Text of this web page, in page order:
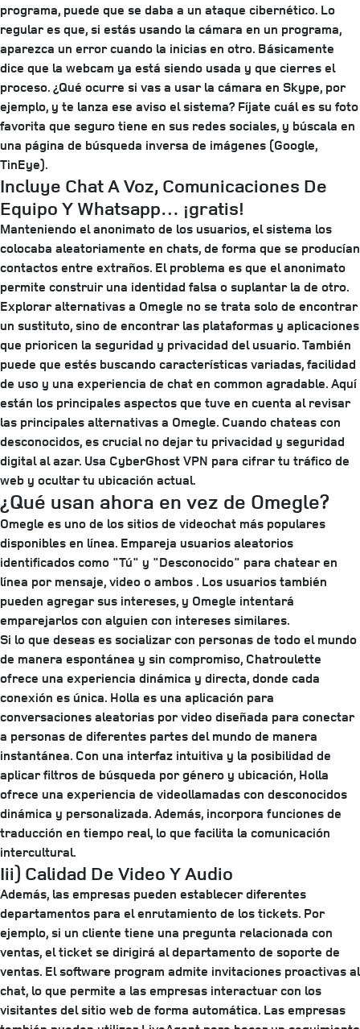
programa, puede que se daba a un ataque cibernético. Lo
regular es que, si estás usando la cámara en un programa,
aparezca un error cuando la inicias en otro. Básicamente
dice que la webcam ya está siendo usada y que cierres el
proceso. ¿Qué ocurre si vas a usar la cámara en Skype, por
ejemplo, y te lanza ese aviso el sistema? Fíjate cuál es su foto
favorita que seguro tiene en sus redes sociales, y búscala en
una página de búsqueda inversa de imágenes (Google,
TinEye).
Incluye Chat A Voz, Comunicaciones De
Equipo Y Whatsapp… ¡gratis!
Manteniendo el anonimato de los usuarios, el sistema los
colocaba aleatoriamente en chats, de forma que se producían
contactos entre extraños. El problema es que el anonimato
permite construir una identidad falsa o suplantar la de otro.
Explorar alternativas a Omegle no se trata solo de encontrar
un sustituto, sino de encontrar las plataformas y aplicaciones
que prioricen la seguridad y privacidad del usuario. También
puede que estés buscando características variadas, facilidad
de uso y una experiencia de chat en common agradable. Aquí
están los principales aspectos que tuve en cuenta al revisar
las principales alternativas a Omegle. Cuando chateas con
desconocidos, es crucial no dejar tu privacidad y seguridad
digital al azar. Usa CyberGhost VPN para cifrar tu tráfico de
web y ocultar tu ubicación actual.
¿Qué usan ahora en vez de Omegle?
Omegle es uno de los sitios de videochat más populares
disponibles en línea. Empareja usuarios aleatorios
identificados como "Tú" y "Desconocido" para chatear en
línea por mensaje, video o ambos . Los usuarios también
pueden agregar sus intereses, y Omegle intentará
emparejarlos con alguien con intereses similares.
Si lo que deseas es socializar con personas de todo el mundo
de manera espontánea y sin compromiso, Chatroulette
ofrece una experiencia dinámica y directa, donde cada
conexión es única. Holla es una aplicación para
conversaciones aleatorias por video diseñada para conectar
a personas de diferentes partes del mundo de manera
instantánea. Con una interfaz intuitiva y la posibilidad de
aplicar filtros de búsqueda por género y ubicación, Holla
ofrece una experiencia de videollamadas con desconocidos
dinámica y personalizada. Además, incorpora funciones de
traducción en tiempo real, lo que facilita la comunicación
intercultural.
Iii) Calidad De Video Y Audio
Además, las empresas pueden establecer diferentes
departamentos para el enrutamiento de los tickets. Por
ejemplo, si un cliente tiene una pregunta relacionada con
ventas, el ticket se dirigirá al departamento de soporte de
ventas. El software program admite invitaciones proactivas al
chat, lo que permite a las empresas interactuar con los
visitantes del sitio web de forma automática. Las empresas